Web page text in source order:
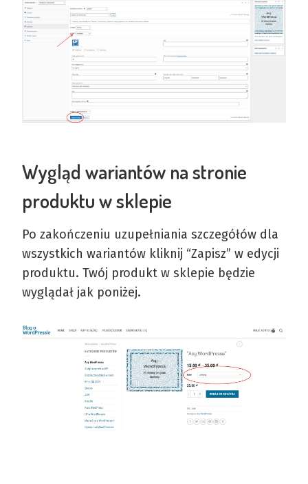
Wygląd wariantów na stronie
produktu w sklepie
Po zakończeniu uzupełniania szczegółów dla
wszystkich wariantów kliknij “Zapisz” w edycji
produktu. Twój produkt w sklepie będzie
wyglądał jak poniżej.